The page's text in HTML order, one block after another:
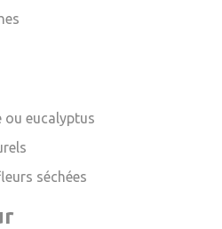
eucalyptus
séchées